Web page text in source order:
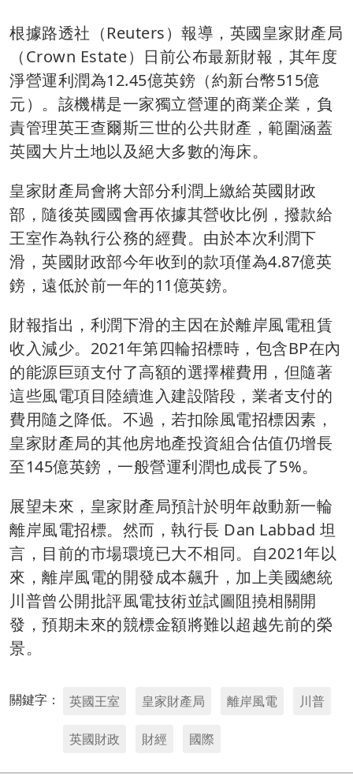
根據路透社（Reuters）報導，英國皇家財產局
（Crown Estate）日前公布最新財報，其年度
淨營運利潤為12.45億英鎊（約新台幣515億
元）。該機構是一家獨立營運的商業企業，負
責管理英王查爾斯三世的公共財產，範圍涵蓋
英國大片土地以及絕大多數的海床。
皇家財產局會將大部分利潤上繳給英國財政
部，隨後英國國會再依據其營收比例，撥款給
王室作為執行公務的經費。由於本次利潤下
滑，英國財政部今年收到的款項僅為4.87億英
鎊，遠低於前一年的11億英鎊。
財報指出，利潤下滑的主因在於離岸風電租賃
收入減少。2021年第四輪招標時，包含BP在內
的能源巨頭支付了高額的選擇權費用，但隨著
這些風電項目陸續進入建設階段，業者支付的
費用隨之降低。不過，若扣除風電招標因素，
皇家財產局的其他房地產投資組合估值仍增長
至145億英鎊，一般營運利潤也成長了5%。
展望未來，皇家財產局預計於明年啟動新一輪
離岸風電招標。然而，執行長 Dan Labbad 坦
言，目前的市場環境已大不相同。自2021年以
來，離岸風電的開發成本飆升，加上美國總統
川普曾公開批評風電技術並試圖阻撓相關開
發，預期未來的競標金額將難以超越先前的榮
景。
關鍵字： 英國王室 皇家財產局 離岸風電 川普
英國財政 財經 國際